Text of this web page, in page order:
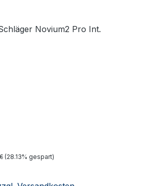
Preis:
(28.13% gespart)